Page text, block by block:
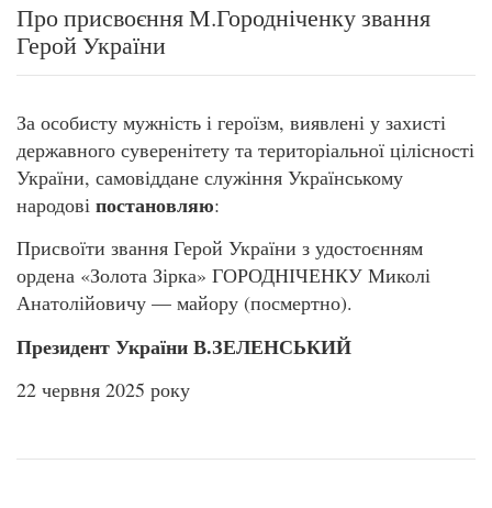
Про присвоєння М.Городніченку звання
Герой України
За особисту мужність і героїзм, виявлені у захисті
державного суверенітету та територіальної цілісності
України, самовіддане служіння Українському
народові постановляю:
Присвоїти звання Герой України з удостоєнням
ордена «Золота Зірка» ГОРОДНІЧЕНКУ Миколі
Анатолійовичу — майору (посмертно).
Президент України В.ЗЕЛЕНСЬКИЙ
22 червня 2025 року